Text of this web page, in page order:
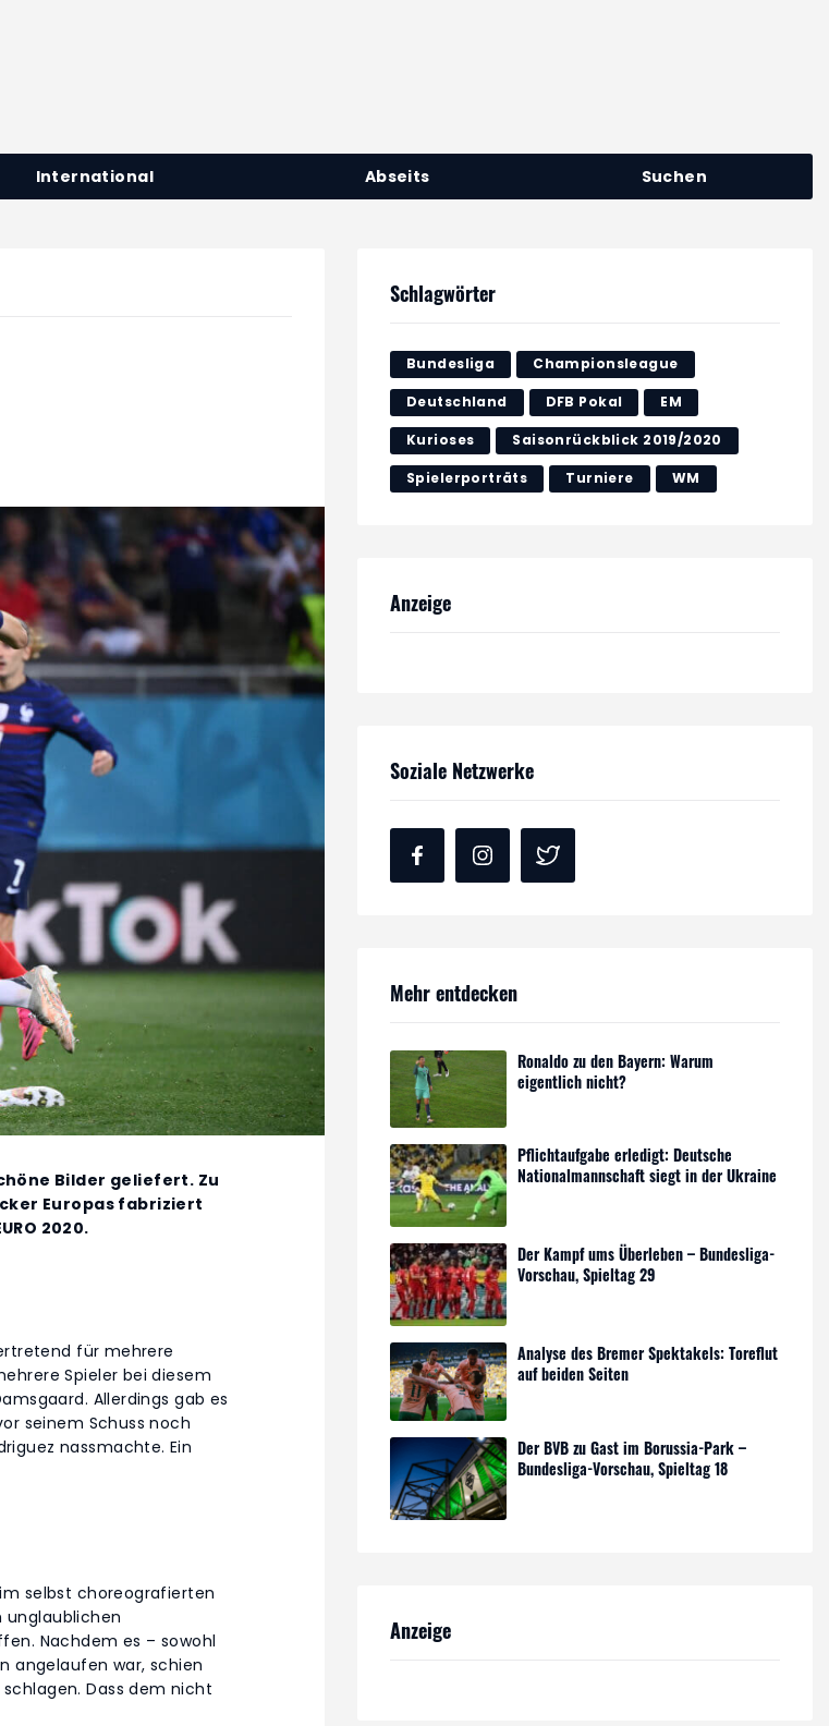
International Abseits Suchen
Bilder geliefert. Zu
Europas fabriziert
2020.
für mehrere
Spieler bei diesem
Allerdings gab es
seinem Schuss noch
nassmachte. Ein
selbst choreografierten
unglaublichen
Nachdem es – sowohl
angelaufen war, schien
Dass dem nicht
Schlagwörter
Bundesliga Championsleague
Deutschland DFB Pokal EM
Kurioses Saisonrückblick 2019/2020
Spielerporträts Turniere WM
Anzeige
Soziale Netzwerke
Mehr entdecken
Ronaldo zu den Bayern: Warum
eigentlich nicht?
Pflichtaufgabe erledigt: Deutsche
Nationalmannschaft siegt in der Ukraine
Der Kampf ums Überleben – Bundesliga-
Vorschau, Spieltag 29
Analyse des Bremer Spektakels: Toreflut
auf beiden Seiten
Der BVB zu Gast im Borussia-Park –
Bundesliga-Vorschau, Spieltag 18
Anzeige